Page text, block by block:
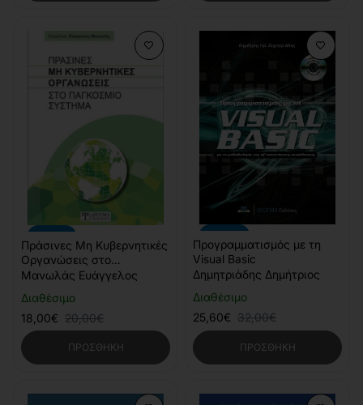
-10%
Διαθέσιμο
Πράσινες Μη Κυβερνητικές
Οργανώσεις στο
Παγκόσμιο σύστημα
Μανωλάς Ευάγγελος
18,00€ 20,00€
ΠΡΟΣΘΉΚΗ
Διαθέσιμο
Προγραμματισμός με τη
Visual Basic
Δημητριάδης Δημήτριος
25,60€ 32,00€
ΠΡΟΣΘΉΚΗ